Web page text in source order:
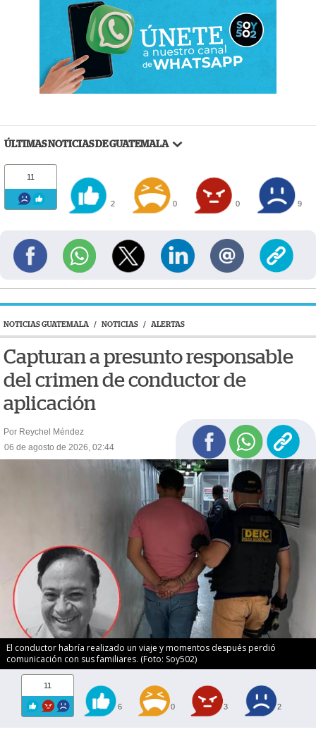
ÚLTIMAS NOTICIAS DE GUATEMALA
11
2 0 0 9
NOTICIAS GUATEMALA / NOTICIAS / ALERTAS
Capturan a presunto responsable
del crimen de conductor de
aplicación
Por Reychel Méndez
06 de agosto de 2026, 02:44
El conductor habría realizado un viaje y momentos después perdió
comunicación con sus familiares. (Foto: Soy502)
11
6 0 3 2